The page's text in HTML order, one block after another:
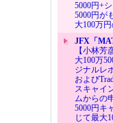
5000円+
5000円が
大100万
JFX「
【小林芳
大100万
ジナルレ
および
スキャイ
ムからの
5000円キ
じて最大